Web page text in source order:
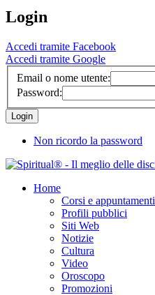
Login
Accedi tramite Facebook
Accedi tramite Google
Email o nome utente:
Password:
Non ricordo la password
Home
Corsi e appuntamenti
Profili pubblici
Siti Web
Notizie
Cultura
Video
Oroscopo
Promozioni